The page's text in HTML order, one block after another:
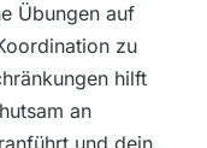
Übungen auf
zu
hilft
an
und dein